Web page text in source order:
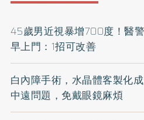
45歲男近視暴增700度！醫
早上門：1招可改善
白內障手術，水晶體客製化
中遠問題，免戴眼鏡麻煩